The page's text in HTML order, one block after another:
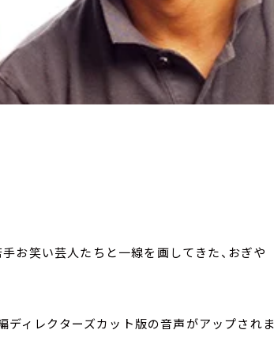
お笑い芸人たちと一線を画してきた、おぎや
ディレクターズカット版の音声がアップされま